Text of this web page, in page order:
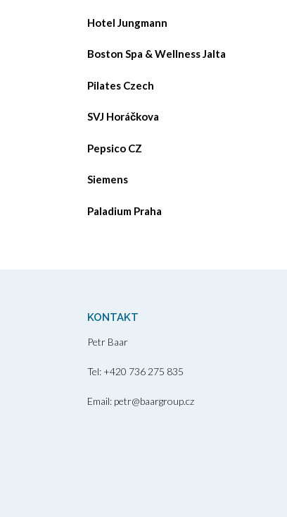
Hotel Jungmann
Boston Spa & Wellness Jalta
Pilates Czech
SVJ Horáčkova
Pepsico CZ
Siemens
Paladium Praha
KONTAKT
Petr Baar
Tel: +420 736 275 835
Email: petr@baargroup.cz